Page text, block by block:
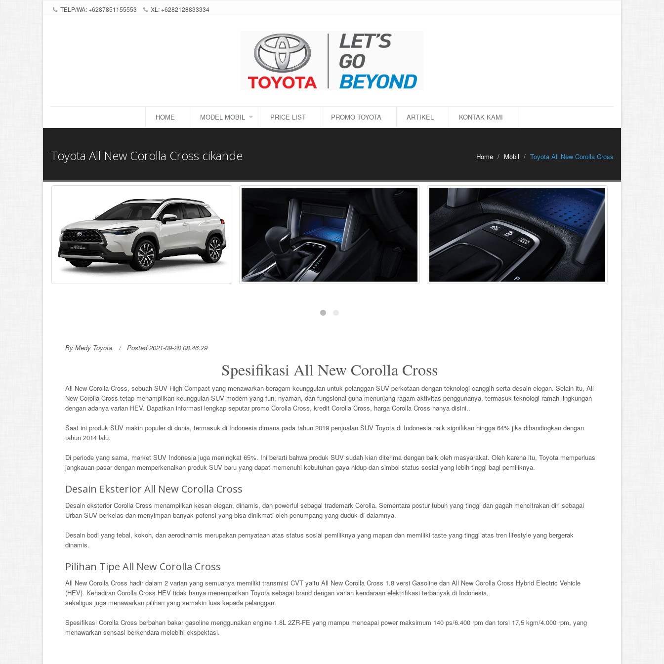
TELP/WA: +6287851155553 XL: +6282128833334
HOME MODEL MOBIL PRICE LIST PROMO TOYOTA ARTIKEL KONTAK KAMI
Toyota All New Corolla Cross cikande Home Mobil Toyota All New Corolla Cross
By Medy Toyota Posted 2021-09-28 08:46:29
Spesifikasi All New Corolla Cross
All New Corolla Cross, sebuah SUV High Compact yang menawarkan beragam keunggulan untuk pelanggan SUV perkotaan dengan teknologi canggih serta desain elegan. Selain itu, All
New Corolla Cross tetap menampilkan keunggulan SUV modern yang fun, nyaman, dan fungsional guna menunjang ragam aktivitas penggunanya, termasuk teknologi ramah lingkungan
dengan adanya varian HEV. Dapatkan informasi lengkap seputar promo Corolla Cross, kredit Corolla Cross, harga Corolla Cross hanya disini..
Saat ini produk SUV makin populer di dunia, termasuk di Indonesia dimana pada tahun 2019 penjualan SUV Toyota di Indonesia naik signifikan hingga 64% jika dibandingkan dengan
tahun 2014 lalu.
Di periode yang sama, market SUV Indonesia juga meningkat 65%. Ini berarti bahwa produk SUV sudah kian diterima dengan baik oleh masyarakat. Oleh karena itu, Toyota memperluas
jangkauan pasar dengan memperkenalkan produk SUV baru yang dapat memenuhi kebutuhan gaya hidup dan simbol status sosial yang lebih tinggi bagi pemiliknya.
Desain Eksterior All New Corolla Cross
Desain eksterior Corolla Cross menampilkan kesan elegan, dinamis, dan powerful sebagai trademark Corolla. Sementara postur tubuh yang tinggi dan gagah mencitrakan diri sebagai
Urban SUV berkelas dan menyimpan banyak potensi yang bisa dinikmati oleh penumpang yang duduk di dalamnya.
Desain bodi yang tebal, kokoh, dan aerodinamis merupakan pernyataan atas status sosial pemiliknya yang mapan dan memiliki taste yang tinggi atas tren lifestyle yang bergerak
dinamis.
Pilihan Tipe All New Corolla Cross
All New Corolla Cross hadir dalam 2 varian yang semuanya memiliki transmisi CVT yaitu All New Corolla Cross 1.8 versi Gasoline dan All New Corolla Cross Hybrid Electric Vehicle
(HEV). Kehadiran Corolla Cross HEV tidak hanya menempatkan Toyota sebagai brand dengan varian kendaraan elektrifikasi terbanyak di Indonesia,
sekaligus juga menawarkan pilihan yang semakin luas kepada pelanggan.
Spesifikasi Corolla Cross berbahan bakar gasoline menggunakan engine 1.8L 2ZR-FE yang mampu mencapai power maksimum 140 ps/6.400 rpm dan torsi 17,5 kgm/4.000 rpm, yang
menawarkan sensasi berkendara melebihi ekspektasi.